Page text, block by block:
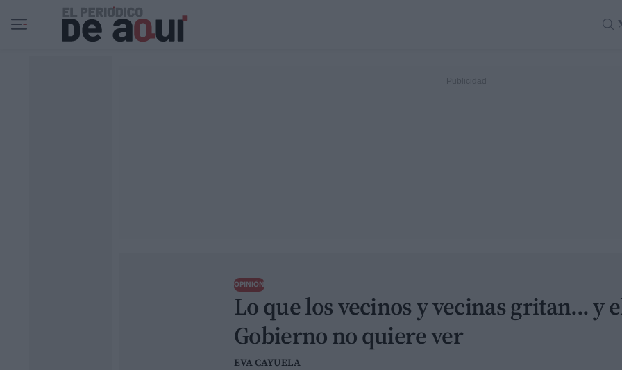
Ir al contenido principal
Lo que los vecinos y vecinas gritan... y
Gobierno no quiere ver
OPINIÓN
EVA CAYUELA